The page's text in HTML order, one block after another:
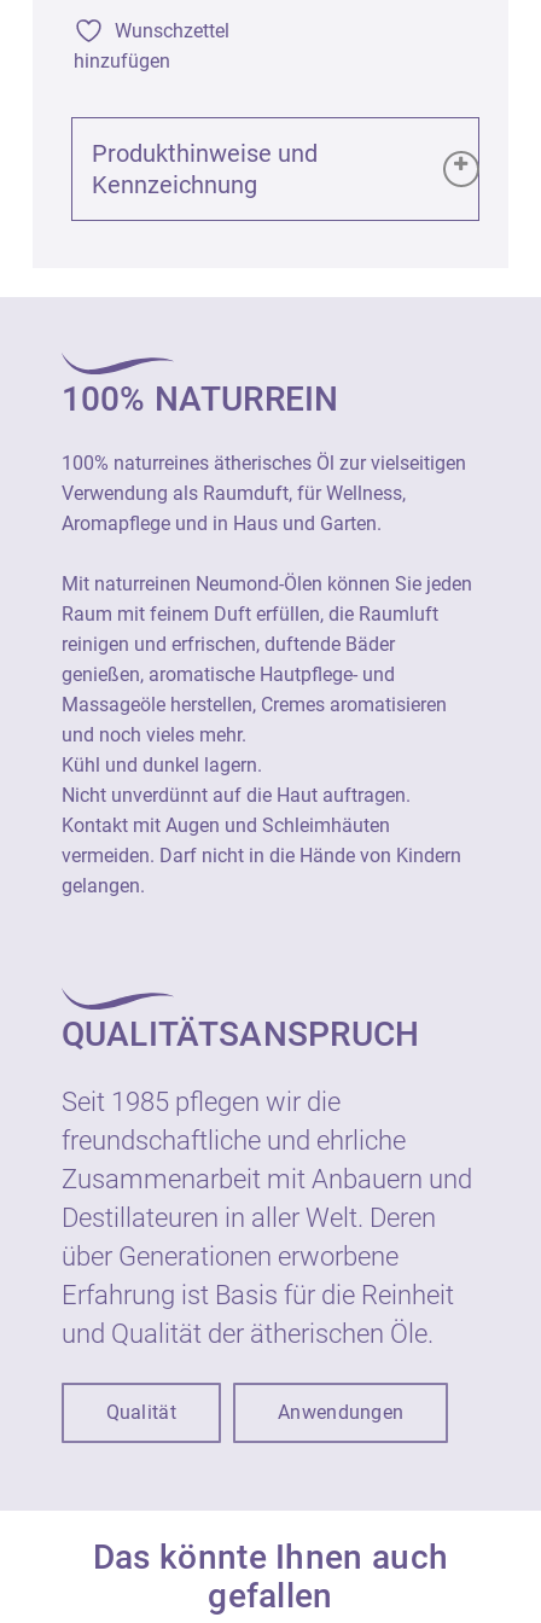
Wunschzettel
hinzufügen
Produkthinweise und
Kennzeichnung
Art. 1734
vielseitigen Verwendung als Raumduft, für
Wellness, Aromapflege und in Haus und
Garten.
Nicht unverdünnt auf die Haut auftragen.
Kontakt mit Augen und Schleimhäuten
vermeiden. Darf nicht in die Hände von
Kindern gelangen.
Ätherische Öle von Neumond sind 100%
naturrein (=unverfälscht) und stammen aus
einer botanisch definierten Stammpflanze.
Sie verfügen durchgängig über eine
besonders hohe Produktqualität und sind
soweit wie möglich aus kontrolliert
naturreine Rohstoffe geeignet für die
vielseitige Verwendung als Raumduft, für
Garten.
Wie gesetzlich vorgeschrieben sind
ätherische Öle von Neumond auf dem Etikett
mit Warnhinweisen und Symbolen
gekennzeichnet. Die Kennzeichnung dient
VerbraucherInnen vor möglichen Gefahren
bei unsachgemäßer Verwendung.
Anwendung auf der Haut und Schleimhaut
ätherischen Ölen in kosmetischen Produkten
beträgt in der Regel bis zu 1 %.
Ätherische Öle sind konzentrierte
100% NATURREIN
100% naturreines ätherisches Öl zur vielseitigen
Verwendung als Raumduft, für Wellness,
Aromapflege und in Haus und Garten.
Mit naturreinen Neumond-Ölen können Sie jeden
Raum mit feinem Duft erfüllen, die Raumluft
reinigen und erfrischen, duftende Bäder
genießen, aromatische Hautpflege- und
Massageöle herstellen, Cremes aromatisieren
und noch vieles mehr.
Kühl und dunkel lagern.
Nicht unverdünnt auf die Haut auftragen.
Kontakt mit Augen und Schleimhäuten
vermeiden. Darf nicht in die Hände von Kindern
gelangen.
QUALITÄTSANSPRUCH
Seit 1985 pflegen wir die
freundschaftliche und ehrliche
Zusammenarbeit mit Anbauern und
Destillateuren in aller Welt. Deren
über Generationen erworbene
Erfahrung ist Basis für die Reinheit
und Qualität der ätherischen Öle.
Qualität Anwendungen
Das könnte Ihnen auch
gefallen